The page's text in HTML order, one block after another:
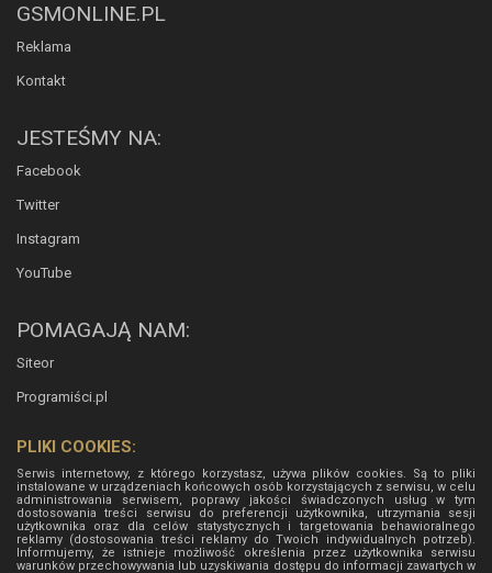
GSMONLINE.PL
Reklama
Kontakt
JESTEŚMY NA:
Facebook
Twitter
Instagram
YouTube
POMAGAJĄ NAM:
Siteor
Programiści.pl
PLIKI COOKIES:
Serwis internetowy, z którego korzystasz, używa plików cookies. Są to pliki
instalowane w urządzeniach końcowych osób korzystających z serwisu, w celu
administrowania serwisem, poprawy jakości świadczonych usług w tym
dostosowania treści serwisu do preferencji użytkownika, utrzymania sesji
użytkownika oraz dla celów statystycznych i targetowania behawioralnego
reklamy (dostosowania treści reklamy do Twoich indywidualnych potrzeb).
Informujemy, że istnieje możliwość określenia przez użytkownika serwisu
warunków przechowywania lub uzyskiwania dostępu do informacji zawartych w